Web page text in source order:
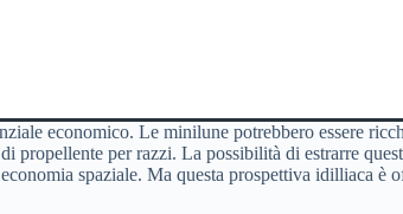
economico. Le minilune potrebbero essere
per razzi. La possibilità di estrarre
spaziale. Ma questa prospettiva idilliaca è